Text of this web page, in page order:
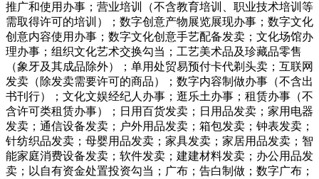
推广和使用办事；营业培训（不含教育培训、职业技术培训等
需取得许可的培训）；数字创意产物展览展现办事；数字文化
创意内容使用办事；数字文化创意手艺配备发卖；文化场馆办
理办事；组织文化艺术交换勾当；工艺美术品及珍藏品零售
（象牙及其成品除外）；单用处贸易预付卡代剃头卖；互联网
发卖（除发卖需要许可的商品）；数字内容制做办事（不含出
书刊行）；文化文娱经纪人办事；逛乐土办事；租赁办事（不
含许可类租赁办事）；日用百货发卖；日用品发卖；家用电器
发卖；通信设备发卖；户外用品发卖；箱包发卖；钟表发卖；
针纺织品发卖；母婴用品发卖；家具发卖；家居用品发卖；智
能家庭消费设备发卖；软件发卖；建建材料发卖；办公用品发
卖；以自有资金处置投资勾当；广布；告白制做；数字广布；